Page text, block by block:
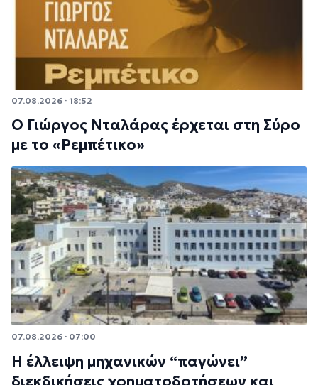
07.08.2026 · 18:52
Ο Γιώργος Νταλάρας έρχεται στη Σύρο
με το «Ρεμπέτικο»
07.08.2026 · 07:00
Η έλλειψη μηχανικών “παγώνει”
διεκδικήσεις χρηματοδοτήσεων και